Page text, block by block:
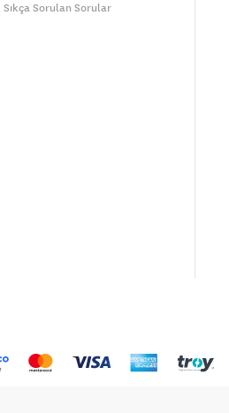
Sıkça Sorulan Sorular